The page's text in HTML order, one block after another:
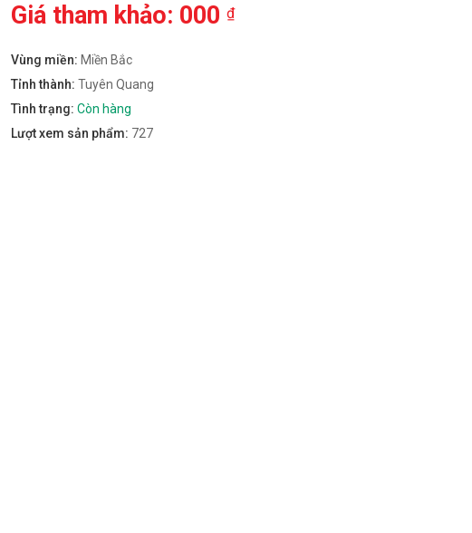
Giá tham khảo: 000 ₫
Vùng miền: Miền Bắc
Tỉnh thành: Tuyên Quang
Tình trạng: Còn hàng
Lượt xem sản phẩm: 727